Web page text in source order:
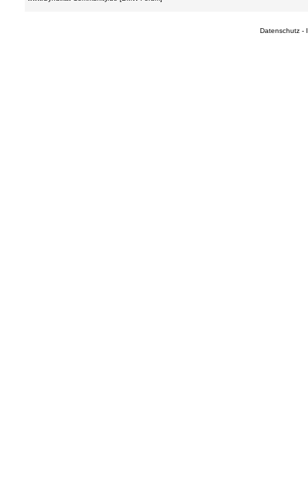
Datenschutz -